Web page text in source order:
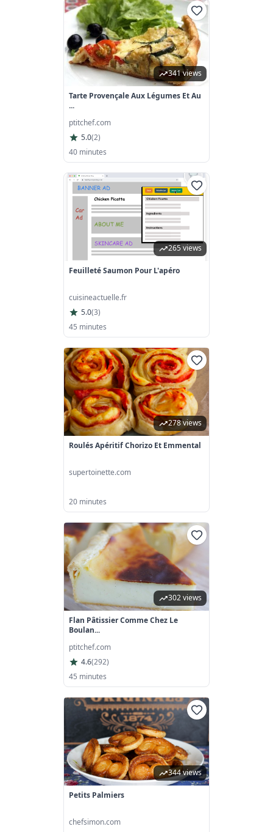
341 views
Tarte Provençale Aux Légumes Et Au
...
ptitchef.com
5.0(2)
40 minutes
265 views
Feuilleté Saumon Pour L'apéro
cuisineactuelle.fr
5.0(3)
45 minutes
278 views
Roulés Apéritif Chorizo Et Emmental
supertoinette.com
20 minutes
302 views
Flan Pâtissier Comme Chez Le
Boulan...
ptitchef.com
4.6(292)
45 minutes
344 views
Petits Palmiers
chefsimon.com